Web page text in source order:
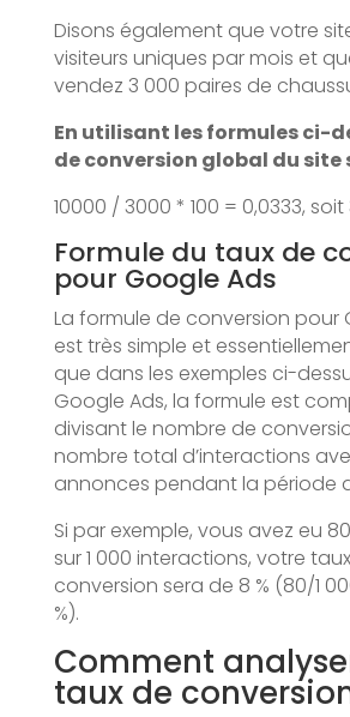
Disons également que votre
visiteurs uniques par mois et
vendez 3 000 paires de
En utilisant les formules ci-
de conversion global du site
10000 / 3000 * 100 = 0,0333, soit
Formule du taux de
pour Google Ads
La formule de conversion pour
est très simple et
que dans les exemples ci-
Google Ads, la formule est
divisant le nombre de
nombre total d’interactions
annonces pendant la période
Si par exemple, vous avez eu
sur 1 000 interactions, votre
conversion sera de 8 % (80/1
%).
Comment
taux de